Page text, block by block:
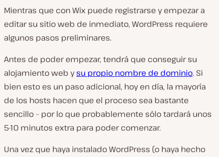
Mientras que con Wix puede registrarse y empezar a
editar su sitio web de inmediato, WordPress requiere
algunos pasos preliminares.
Antes de poder empezar, tendrá que conseguir su
alojamiento web ysu propio nombre de dominio. Si
bien esto es un paso adicional, hoy en día, la mayoría
de los hosts hacen que el proceso sea bastante
sencillo – por lo que probablemente sólo tardará unos
5-10 minutos extra para poder comenzar.
Una vez que haya instalado WordPress (o haya hecho